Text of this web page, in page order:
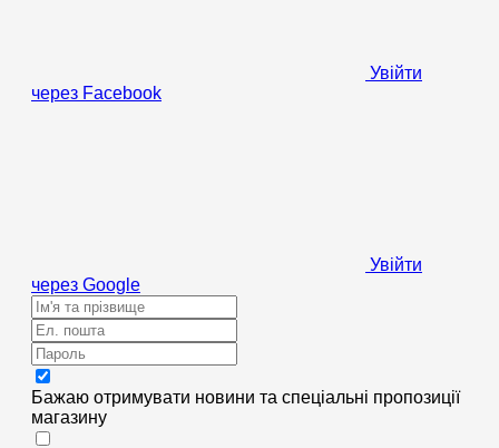
Увійти
через Facebook
Увійти
через Google
Бажаю отримувати новини та спеціальні пропозиції
магазину